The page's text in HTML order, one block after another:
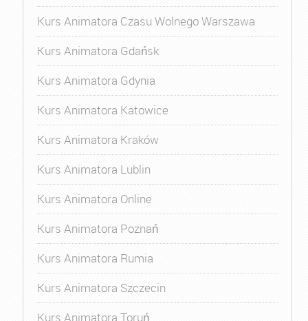
Kurs Animatora Czasu Wolnego Warszawa
Kurs Animatora Gdańsk
Kurs Animatora Gdynia
Kurs Animatora Katowice
Kurs Animatora Kraków
Kurs Animatora Lublin
Kurs Animatora Online
Kurs Animatora Poznań
Kurs Animatora Rumia
Kurs Animatora Szczecin
Kurs Animatora Toruń